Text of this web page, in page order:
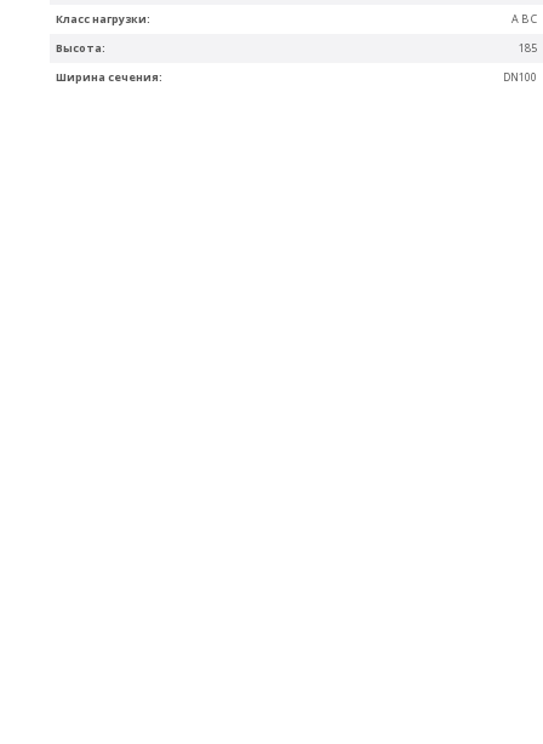
Ширина сечения: DN100
Высота: 185
Класс нагрузки: A B C